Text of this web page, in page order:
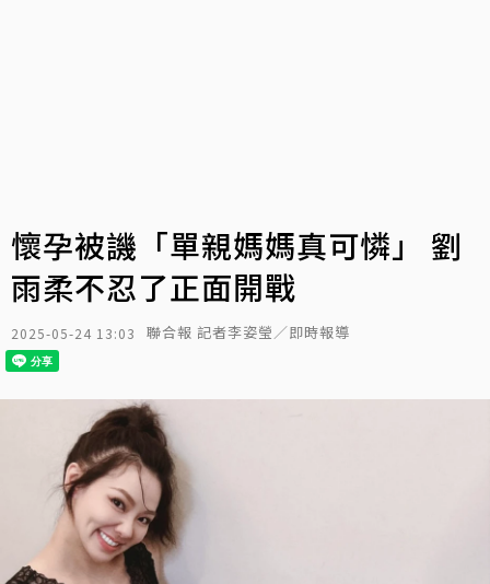
懷孕被譏「單親媽媽真可憐」 劉
雨柔不忍了正面開戰
2025-05-24 13:03 聯合報 記者李姿瑩／即時報導